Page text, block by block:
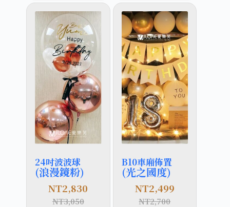
24吋波波球
(浪漫鏡粉)
NT3,050
NT2,830
B10車廂佈置
(光之國度)
NT2,700
NT2,499